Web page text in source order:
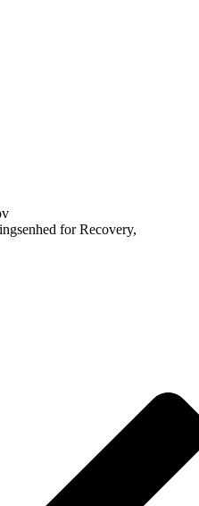
for Recovery,